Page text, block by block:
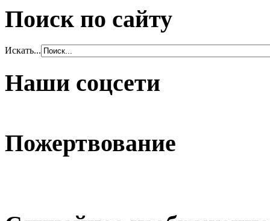
Поиск по сайту
Искать...
Наши соцсети
Пожертвование